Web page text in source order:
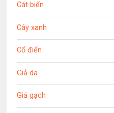
Cát biển
Cây xanh
Cổ điển
Giả da
Giả gạch